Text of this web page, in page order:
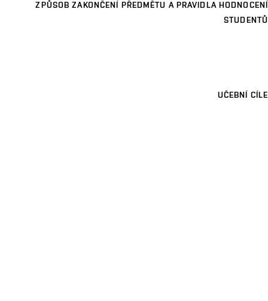
ZPŮSOB ZAKONČENÍ PŘEDMĚTU A PRAVIDLA HODNOCENÍ
STUDENTŮ
UČEBNÍ CÍLE